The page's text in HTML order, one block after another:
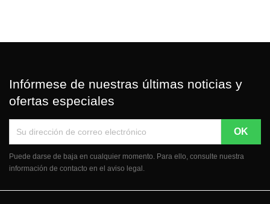
Infórmese de nuestras últimas noticias y
ofertas especiales
Puede darse de baja en cualquier momento. Para ello, consulte nuestra
información de contacto en el aviso legal.